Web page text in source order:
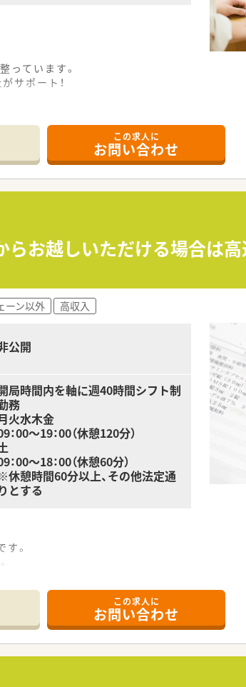
ています。
サポート！
この求人に
お問い合わせ
お越しいただける場合は
ーン以外 高収入
公開
局時間内を軸に週40時間シフト制
務
火水木金
：00～19：00（休憩120分）
：00～18：00（休憩60分）
休憩時間60分以上、その他法定通
りとする
。
速代も支給します。
この求人に
お問い合わせ